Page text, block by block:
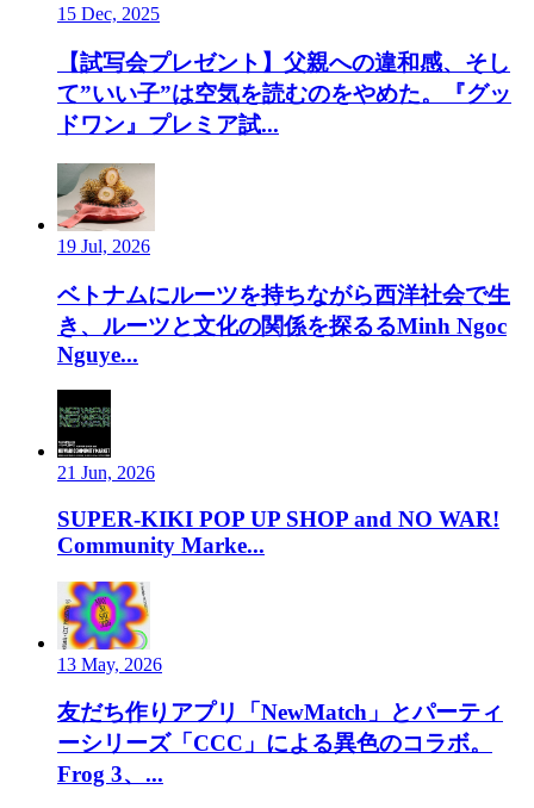
15 Dec, 2025
【試写会プレゼント】父親への違和感、そし
て”いい子”は空気を読むのをやめた。『グッ
ドワン』プレミア試...
19 Jul, 2026
ベトナムにルーツを持ちながら西洋社会で生
き、ルーツと文化の関係を探るるMinh Ngoc
Nguye...
21 Jun, 2026
SUPER-KIKI POP UP SHOP and NO WAR!
Community Marke...
13 May, 2026
友だち作りアプリ「NewMatch」とパーティ
ーシリーズ「CCC」による異色のコラボ。
Frog 3、...